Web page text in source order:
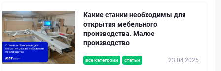
все категории статьи 23.04.2025
Какие станки необходимы для
открытия мебельного
производства. Малое
производство